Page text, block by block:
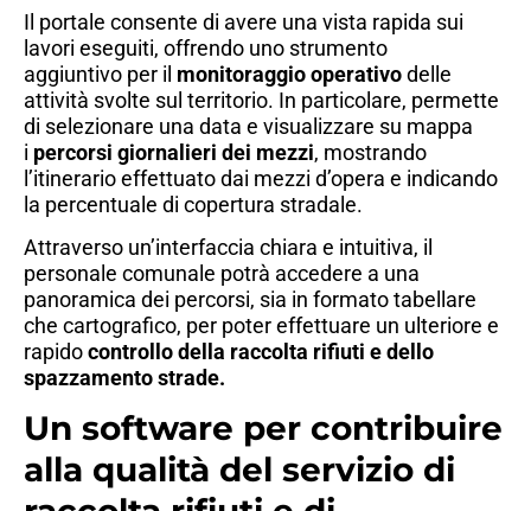
Il portale consente di avere una vista rapida sui
lavori eseguiti, offrendo uno strumento
aggiuntivo per il monitoraggio operativodelle
attività svolte sul territorio. In particolare, permette
di selezionare una data e visualizzare su mappa
i percorsi giornalieri dei mezzi, mostrando
l’itinerario effettuato dai mezzi d’opera e indicando
la percentuale di copertura stradale.
Attraverso un’interfaccia chiara e intuitiva, il
personale comunale potrà accedere a una
panoramica dei percorsi, sia in formato tabellare
che cartografico, per poter effettuare un ulteriore e
rapidocontrollo della raccolta rifiuti e dello
spazzamento strade.
Un software per contribuire
alla qualità del servizio di